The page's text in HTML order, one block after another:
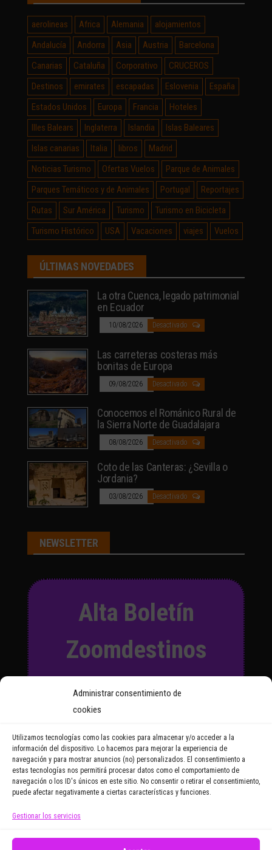
Administrar consentimiento de
cookies
Utilizamos tecnologías como las cookies para almacenar y/o acceder a la
información del dispositivo. Lo hacemos para mejorar la experiencia de
navegación y para mostrar anuncios (no) personalizados. El consentimiento a
estas tecnologías nos permitirá procesar datos como el comportamiento de
navegación o los ID's únicos en este sitio. No consentir o retirar el consentimiento,
puede afectar negativamente a ciertas características y funciones.
Gestionar los servicios
aerolineas Africa Alemania
alojamientos
Andalucía
Andorra Asia Austria
Barcelona
Canarias
Cataluña Corporativo
CRUCEROS
Destinos
emirates escapadas Eslovenia
España
Estados Unidos
Europa Francia
Hoteles
Illes Balears
Inglaterra Islandia
Islas Baleares
Islas canarias
Italia libros
Madrid
Noticias Turismo
Ofertas Vuelos
Parque de Animales
Parques Temáticos y de Animales
Portugal
Reportajes
Rutas
Sur América Turismo
Turismo en Bicicleta
Turismo Histórico
USA Vacaciones viajes Vuelos
ÚLTIMAS NOVEDADES
La otra Cuenca, legado patrimonial
en Ecuador
10/08/2026 Desactivado
Las carreteras costeras más
bonitas de Europa
09/08/2026 Desactivado
Conocemos el Románico Rural de
la Sierra Norte de Guadalajara
08/08/2026 Desactivado
Coto de las Canteras: ¿Sevilla o
Jordania?
03/08/2026 Desactivado
NEWSLETTER
Alta Boletín
Zoomdestinos
y recibirás regularmente las
noticias y reportajes que
Email Address